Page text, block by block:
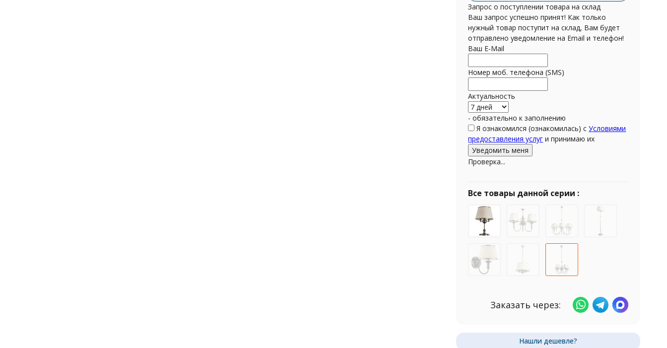
Запрос о поступлении товара на склад
Ваш запрос успешно принят! Как только
нужный товар поступит на склад, Вам будет
отправлено уведомление на Email и телефон!
Ваш E-Mail
Номер моб. телефона (SMS)
Актуальность
- обязательно к заполнению
Я ознакомился (ознакомилась) сУсловиями
предоставления услуг и принимаю их
Проверка...
Все товары данной серии :
Заказать через: